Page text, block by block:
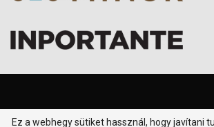
© 2016-2026 - Klikk P.T. - Minden jog
Ez a webhegy sütiket hassznál, hogy javítani